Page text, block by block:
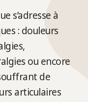
s’adresse à
: douleurs
ou encore
de
articulaires